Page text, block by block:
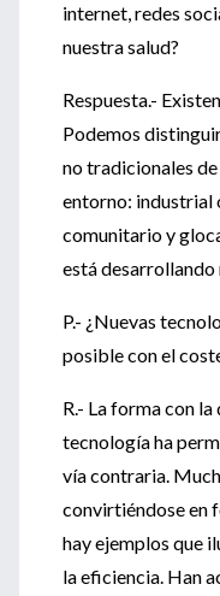
internet, redes
nuestra salud?
Respuesta.-
Podemos
no tradicionales
entorno: industrial
comunitario y
está desarrollando
P.- ¿Nuevas
posible con el
R.- La forma con
tecnología ha
vía contraria.
convirtiéndose en
hay ejemplos que
la eficiencia. Han